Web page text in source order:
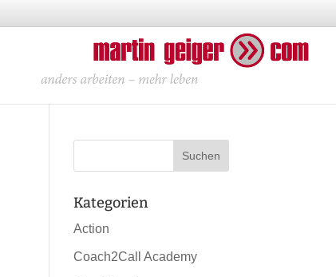
Kategorien
Action
Coach2Call Academy